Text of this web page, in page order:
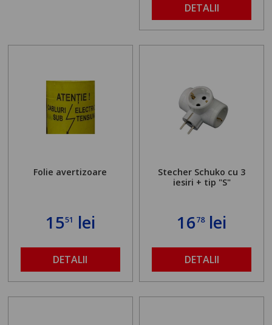
DETALII
Folie avertizoare
1551 lei
DETALII
Stecher Schuko cu 3
iesiri + tip "S"
1678lei
DETALII